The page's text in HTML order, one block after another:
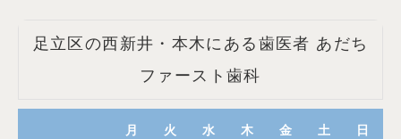
足立区の西新井・本木にある歯医者 あだち
ファースト歯科
月 火 水 木 金 土 日